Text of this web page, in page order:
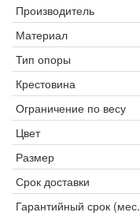
Производитель
Материал
Тип опоры
Крестовина
Ограничение по весу
Цвет
Размер
Срок доставки
Гарантийный срок